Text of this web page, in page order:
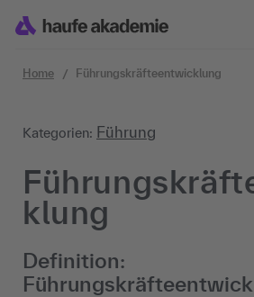
Home Führungskräfteentwicklung
Kategorien: Führung
klung
Definition: